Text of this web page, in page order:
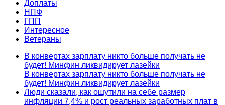
Доплаты
НПФ
ГПП
Интересное
Ветераны
В конвертах зарплату никто больше получать не
будет! Минфин ликвидирует лазейки
В конвертах зарплату никто больше получать не
будет! Минфин ликвидирует лазейки
Люди сказали, как ощутили на себе размер
инфляции 7,4% и рост реальных заработных плат в